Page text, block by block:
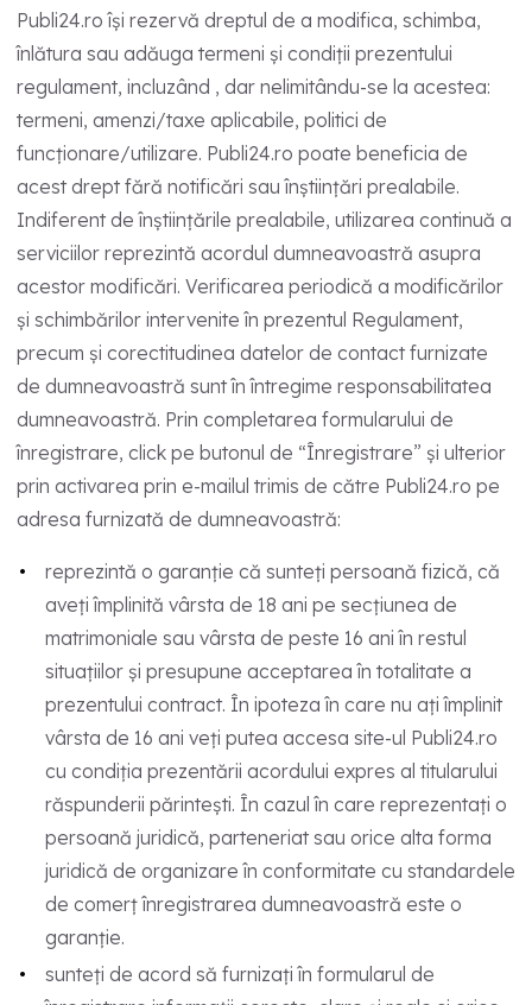
Publi24.ro își rezervă dreptul de a modifica, schimba,
înlătura sau adăuga termeni și condiții prezentului
regulament, incluzând , dar nelimitându-se la acestea:
termeni, amenzi/taxe aplicabile, politici de
funcționare/utilizare. Publi24.ro poate beneficia de
acest drept fără notificări sau înștiințări prealabile.
Indiferent de înștiințările prealabile, utilizarea continuă a
serviciilor reprezintă acordul dumneavoastră asupra
acestor modificări. Verificarea periodică a modificărilor
și schimbărilor intervenite în prezentul Regulament,
precum și corectitudinea datelor de contact furnizate
de dumneavoastră sunt în întregime responsabilitatea
dumneavoastră. Prin completarea formularului de
înregistrare, click pe butonul de “Înregistrare” și ulterior
prin activarea prin e-mailul trimis de către Publi24.ro pe
adresa furnizată de dumneavoastră:
reprezintă o garanție că sunteți persoană fizică, că
aveți împlinită vârsta de 18 ani pe secțiunea de
matrimoniale sau vârsta de peste 16 ani în restul
situațiilor și presupune acceptarea în totalitate a
prezentului contract. În ipoteza în care nu ați împlinit
vârsta de 16 ani veți putea accesa site-ul Publi24.ro
cu condiția prezentării acordului expres al titularului
răspunderii părintești. În cazul în care reprezentați o
persoană juridică, parteneriat sau orice alta forma
juridică de organizare în conformitate cu standardele
de comerț înregistrarea dumneavoastră este o
garanție.
sunteți de acord să furnizați în formularul de